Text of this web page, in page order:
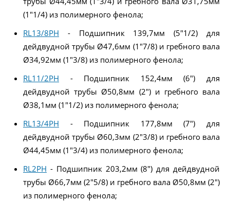
(1"1/4) из полимерного фенола;
RL13/8PH - Подшипник 139,7мм (5"1/2) для
дейдвудной трубы Ø47,6мм (1"7/8) и гребного вала
Ø34,92мм (1"3/8) из полимерного фенола;
RL11/2PH - Подшипник 152,4мм (6") для
дейдвудной трубы Ø50,8мм (2") и гребного вала
Ø38,1мм (1"1/2) из полимерного фенола;
RL13/4PH - Подшипник 177,8мм (7") для
дейдвудной трубы Ø60,3мм (2"3/8) и гребного вала
Ø44,45мм (1"3/4) из полимерного фенола;
RL2PH - Подшипник 203,2мм (8") для дейдвудной
трубы Ø66,7мм (2"5/8) и гребного вала Ø50,8мм (2")
из полимерного фенола;